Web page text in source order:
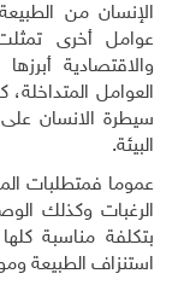
الإنسان من
عوامل أخرى
والاقتصادية
العوامل
سيطرة الانسان
البيئة.
عموما فمتطلبات
الرغبات وكذلك
بتكلفة مناسبة
استنزاف الطبيعة